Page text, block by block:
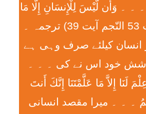
۔ ۔ وَأَن لَّيْسَ لِلْإِنسَانِ إِلَّا مَا
سَعَی (سورت 53 النّجم آیت 39) ترجمہ ۔
انسان کیلئے صرف وہی ہے
خود اس نے کی ۔ ۔ ۔
لَنَا إِلاَّ مَا عَلَّمْتَنَا إِنَّكَ أَنتَ
۔ ۔ ۔ ميرا مقصد انسانی